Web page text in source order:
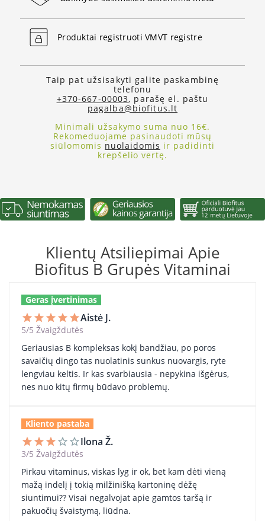
Produktai registruoti VMVT registre
Taip pat užsisakyti galite paskambinę
telefonu
+370-667-00003, parašę el. paštu
pagalba@biofitus.lt
Minimali užsakymo suma nuo 16€.
Rekomeduojame pasinaudoti mūsų
siūlomomis nuolaidomis ir padidinti
krepšelio vertę.
Klientų Atsiliepimai Apie
Biofitus B Grupės Vitaminai
Geras įvertinimas
star star star star starAistė J.
5/5 Žvaigždutės
Geriausias B kompleksas kokį bandžiau, po poros
savaičių dingo tas nuolatinis sunkus nuovargis, ryte
lengviau keltis. Ir kas svarbiausia - nepykina išgėrus,
nes nuo kitų firmų būdavo problemų.
Kliento pastaba
star star star star_border star_borderIlona Ž.
3/5 Žvaigždutės
Pirkau vitaminus, viskas lyg ir ok, bet kam dėti vieną
mažą indelį į tokią milžinišką kartoninę dėžę
siuntimui?? Visai negalvojat apie gamtos taršą ir
pakuočių švaistymą, liūdna.